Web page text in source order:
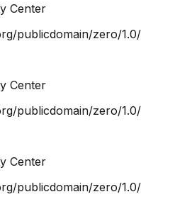
Center
publicdomain/zero/1.0/
Center
publicdomain/zero/1.0/
Center
publicdomain/zero/1.0/